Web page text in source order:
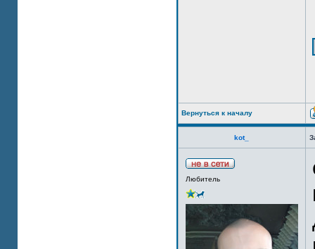
Вернуться к началу
kot_
Любитель